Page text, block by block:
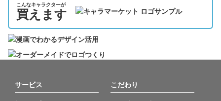
こんなキャラクターが
買えます
サービス こだわり